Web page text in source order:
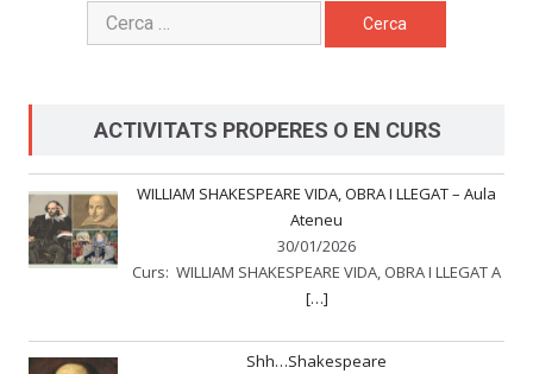
Cerca:
ACTIVITATS PROPERES O EN CURS
WILLIAM SHAKESPEARE VIDA, OBRA I LLEGAT – Aula
Ateneu
30/01/2026
Curs: WILLIAM SHAKESPEARE VIDA, OBRA I LLEGAT A
[…]
Shh…Shakespeare